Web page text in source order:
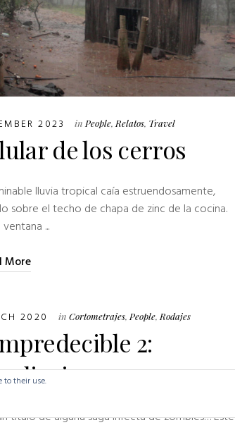
2023 in People, Relatos, Travel
de los cerros
lluvia tropical caía estruendosamente,
sobre el techo de chapa de zinc de la cocina.
...
More
2020 in Cortometrajes, People, Rodajes
2:
título de alguna saga infecta de zombies… Este
to their use.